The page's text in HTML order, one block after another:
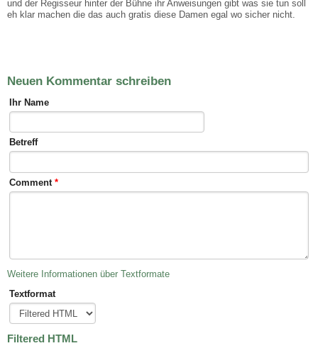
und der Regisseur hinter der Bühne ihr Anweisungen gibt was sie tun soll
eh klar machen die das auch gratis diese Damen egal wo sicher nicht.
Neuen Kommentar schreiben
Ihr Name
Betreff
Comment *
Weitere Informationen über Textformate
Textformat
Filtered HTML